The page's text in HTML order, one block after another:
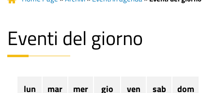
Eventi del giorno
lun mar mer gio ven sab dom